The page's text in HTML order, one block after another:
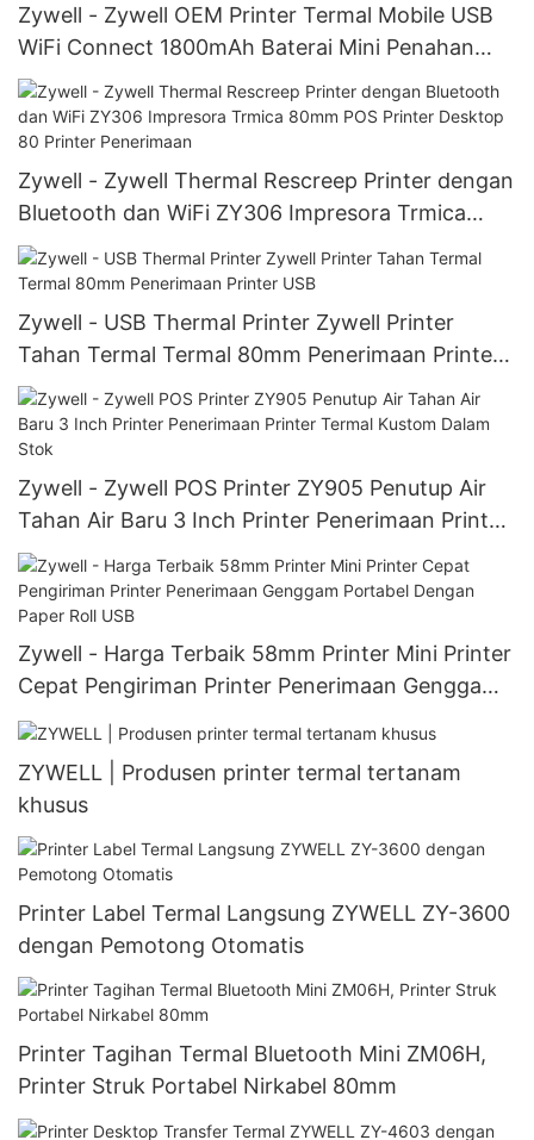
Zywell - Zywell OEM Printer Termal Mobile USB
WiFi Connect 1800mAh Baterai Mini Penahan
Printer Penerimaan Printer Penerimaan Seluler
Printer
Zywell - Zywell Thermal Rescreep Printer dengan
Bluetooth dan WiFi ZY306 Impresora Trmica
80mm POS Printer Desktop 80 Printer
Penerimaan
Zywell - USB Thermal Printer Zywell Printer
Tahan Termal Termal 80mm Penerimaan Printer
USB
Zywell - Zywell POS Printer ZY905 Penutup Air
Tahan Air Baru 3 Inch Printer Penerimaan Printer
Termal Kustom Dalam Stok
Zywell - Harga Terbaik 58mm Printer Mini Printer
Cepat Pengiriman Printer Penerimaan Genggam
Portabel Dengan Paper Roll USB
ZYWELL | Produsen printer termal tertanam
khusus
Printer Label Termal Langsung ZYWELL ZY-3600
dengan Pemotong Otomatis
Printer Tagihan Termal Bluetooth Mini ZM06H,
Printer Struk Portabel Nirkabel 80mm